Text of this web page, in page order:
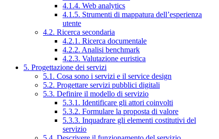
4.1.4. Web analytics
4.1.5. Strumenti di mappatura dell’esperienza
utente
4.2. Ricerca secondaria
4.2.1. Ricerca documentale
4.2.2. Analisi benchmark
4.2.3. Valutazione euristica
5. Progettazione dei servizi
5.1. Cosa sono i servizi e il service design
5.2. Progettare servizi pubblici digitali
5.3. Definire il modello di servizio
5.3.1. Identificare gli attori coinvolti
5.3.2. Formulare la proposta di valore
5.3.3. Inquadrare gli elementi costitutivi del
servizio